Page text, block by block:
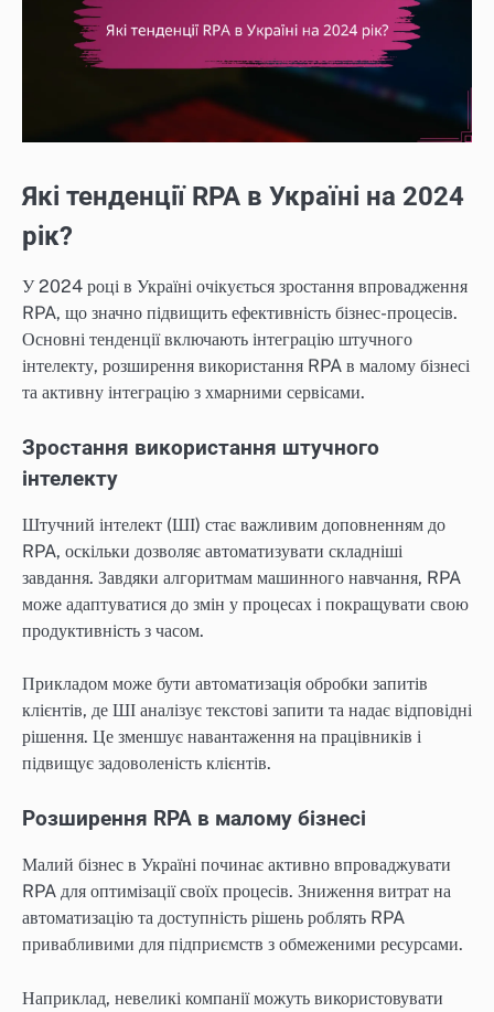
Які тенденції RPA в Україні на 2024
рік?
У 2024 році в Україні очікується зростання впровадження
RPA, що значно підвищить ефективність бізнес-процесів.
Основні тенденції включають інтеграцію штучного
інтелекту, розширення використання RPA в малому бізнесі
та активну інтеграцію з хмарними сервісами.
Зростання використання штучного
інтелекту
Штучний інтелект (ШІ) стає важливим доповненням до
RPA, оскільки дозволяє автоматизувати складніші
завдання. Завдяки алгоритмам машинного навчання, RPA
може адаптуватися до змін у процесах і покращувати свою
продуктивність з часом.
Прикладом може бути автоматизація обробки запитів
клієнтів, де ШІ аналізує текстові запити та надає відповідні
рішення. Це зменшує навантаження на працівників і
підвищує задоволеність клієнтів.
Розширення RPA в малому бізнесі
Малий бізнес в Україні починає активно впроваджувати
RPA для оптимізації своїх процесів. Зниження витрат на
автоматизацію та доступність рішень роблять RPA
привабливими для підприємств з обмеженими ресурсами.
Наприклад, невеликі компанії можуть використовувати